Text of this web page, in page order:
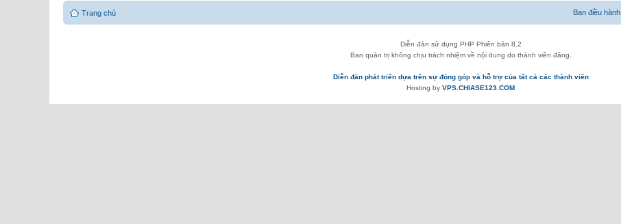
Trang chủ Ban điều hành
Diễn đàn sử dụng PHP Phiên bản 8.2
Ban quản trị không chịu trách nhiệm về nội dung do thành viên đăng.
Diễn đàn phát triển dựa trên sự đóng góp và hỗ trợ của tất cả các thành viên
Hosting by VPS.CHIASE123.COM